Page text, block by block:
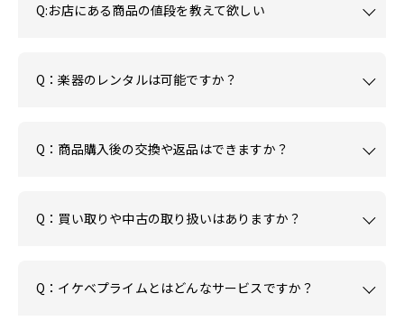
Q:お店にある商品の値段を教えて欲しい
Q：楽器のレンタルは可能ですか？
Q：商品購入後の交換や返品はできますか？
Q：買い取りや中古の取り扱いはありますか？
Q：イケベプライムとはどんなサービスですか？